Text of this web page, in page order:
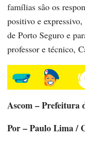
famílias sâo os
positivo e
de Porto Seguro e
professor e técnico,
Ascom – Prefeitura
Por – Paulo Lima /